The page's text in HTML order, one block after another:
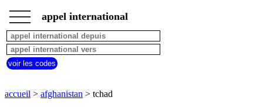
accueil
afghanistan
appel
depuis
pays
commencant
D E
G
___
___ appel international
voir les codes
accueil > afghanistan > tchad